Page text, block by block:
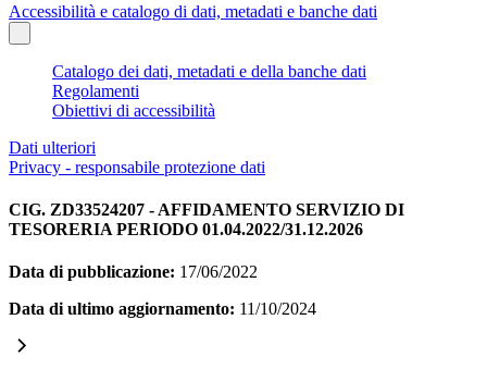
Accessibilità e catalogo di dati, metadati e banche dati
Catalogo dei dati, metadati e della banche dati
Regolamenti
Obiettivi di accessibilità
Dati ulteriori
Privacy - responsabile protezione dati
CIG. ZD33524207 - AFFIDAMENTO SERVIZIO DI
TESORERIA PERIODO 01.04.2022/31.12.2026
Data di pubblicazione: 17/06/2022
Data di ultimo aggiornamento: 11/10/2024